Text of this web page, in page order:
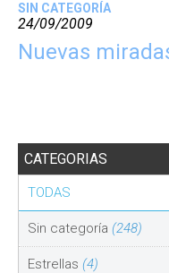
SIN CATEGORÍA
24/09/2009
Nuevas
CATEGORIAS
TODAS
Sin categoría (248)
Estrellas (4)